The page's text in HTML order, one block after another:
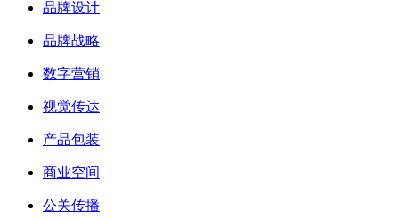
品牌设计
品牌战略
数字营销
视觉传达
产品包装
商业空间
公关传播